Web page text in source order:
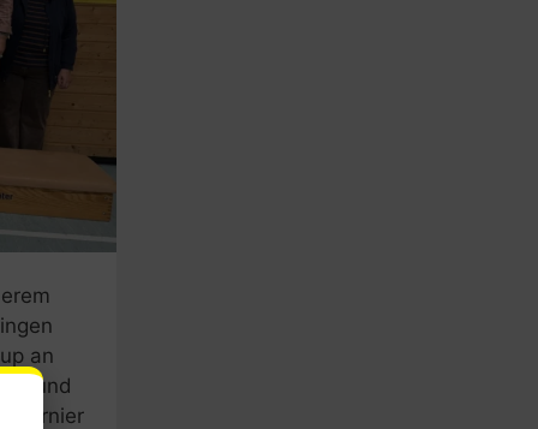
an
und
Turnier